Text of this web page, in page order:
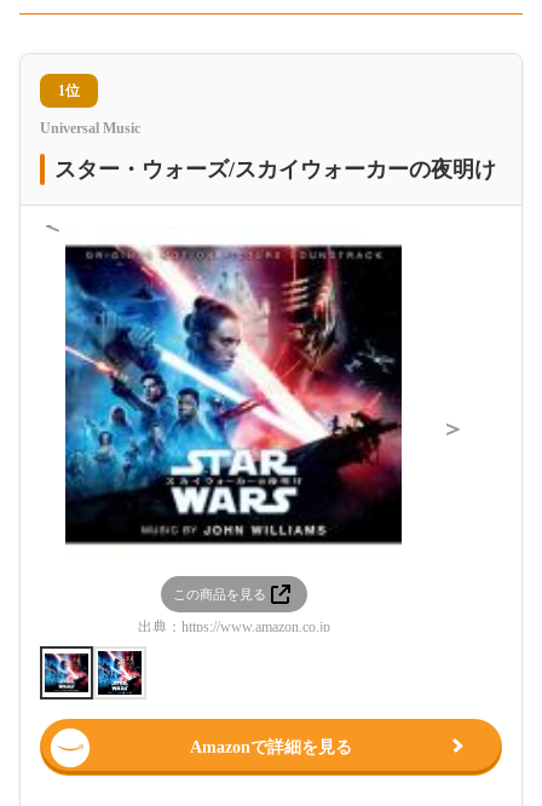
1位
Universal Music
スター・ウォーズ/スカイウォーカーの夜明け
＜
この商品を見る
出典： https://www.amazon.co.jp
＞
Amazonで詳細を見る